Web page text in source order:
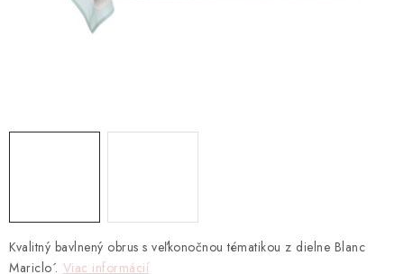
KOZMETIKA
ZNAČKY
Kvalitný bavlnený obrus s veľkonočnou tématikou z dielne Blanc
Mariclo´. Viac informácií